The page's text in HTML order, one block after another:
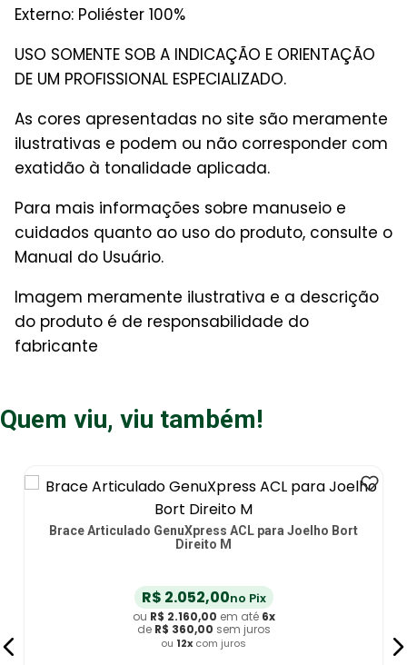
Externo: Poliéster 100%
USO SOMENTE SOB A INDICAÇÃO E ORIENTAÇÃO
DE UM PROFISSIONAL ESPECIALIZADO.
As cores apresentadas no site são meramente
ilustrativas e podem ou não corresponder com
exatidão à tonalidade aplicada.
Para mais informações sobre manuseio e
cuidados quanto ao uso do produto, consulte o
Manual do Usuário.
Imagem meramente ilustrativa e a descrição
do produto é de responsabilidade do
fabricante
Quem viu, viu também!
Brace Articulado GenuXpress ACL para Joelho Bort
Direito M
R$ 2.052,00no Pix
ou R$ 2.160,00 em até 6x
de R$ 360,00 sem juros
ou 12x com juros